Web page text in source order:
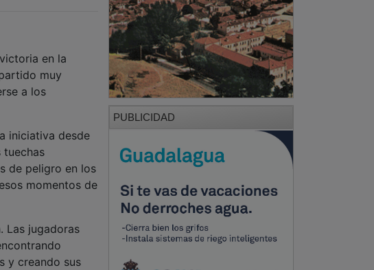
en la
muy
a los
iniciativa desde
tuechas
de peligro en los
momentos de
Las jugadoras
y creando sus
PUBLICIDAD